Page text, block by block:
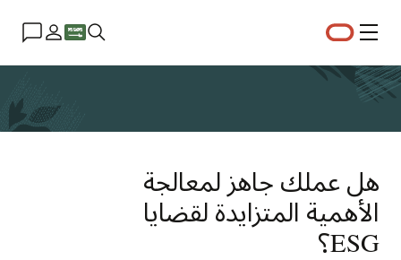
القائمة
هل عملك جاهز لمعالجة
الأهمية المتزايدة لقضايا
ESG؟